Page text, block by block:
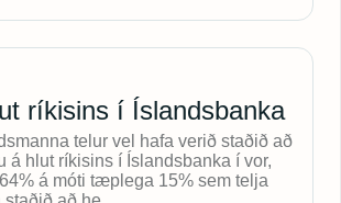
ríkisins í Íslandsbanka
telur vel hafa verið staðið að
á hlut ríkisins í Íslandsbanka í vor,
á móti tæplega 15% sem telja